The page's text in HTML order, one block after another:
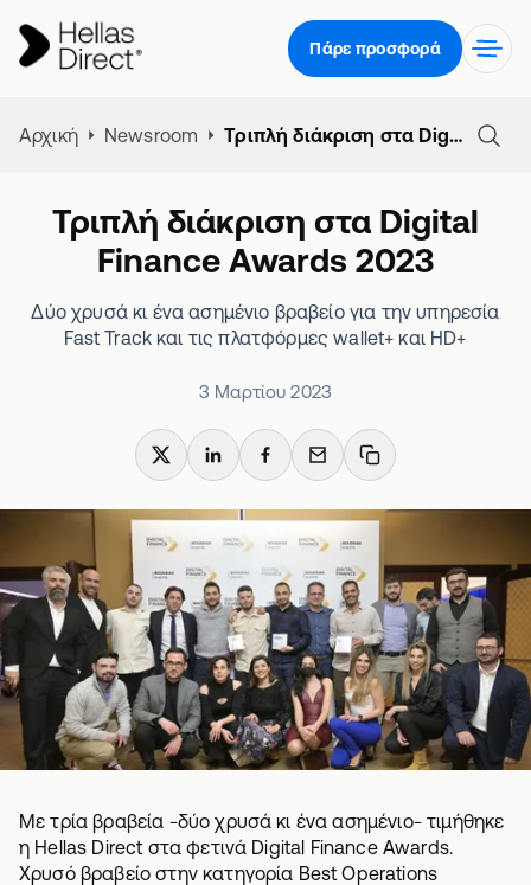
Πάρε προσφορά
Αρχική Newsroom Τριπλή διάκριση στα Digital Finance Awards 2023
Τριπλή διάκριση στα Digital
Finance Awards 2023
Δύο χρυσά κι ένα ασημένιο βραβείο για την υπηρεσία
Fast Track και τις πλατφόρμες wallet+ και HD+
3 Μαρτίου 2023
X LinkedInFacebook
Email Copy link
Με τρία βραβεία -δύο χρυσά κι ένα ασημένιο- τιμήθηκε
η Hellas Direct στα φετινά Digital Finance Awards.
Χρυσό βραβείο στην κατηγορία Best Operations